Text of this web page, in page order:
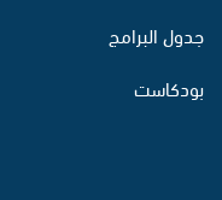
جدول البرامج
بودكاست